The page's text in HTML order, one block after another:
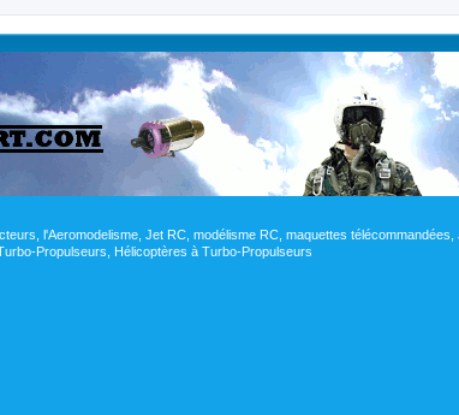
l'Aeromodelisme, Jet RC, modélisme RC, maquettes télécommandées,
Propulseurs, Hélicoptères à Turbo-Propulseurs